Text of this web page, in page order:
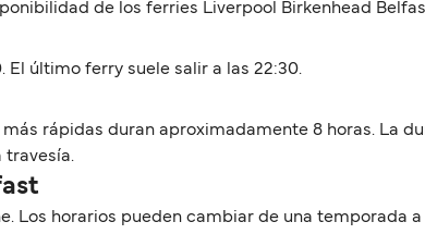
de los ferries Liverpool Birkenhead
El último ferry suele salir a las 22:30.
rápidas duran aproximadamente 8 horas. La
travesía.
Los horarios pueden cambiar de una temporada a